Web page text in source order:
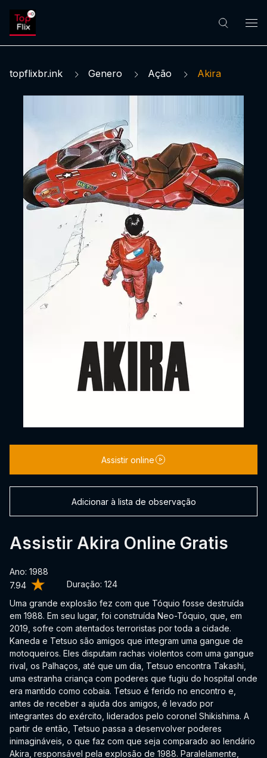
topflixbr.ink Genero Ação Akira
7.94 Duração: 124
Assistir Akira Online Gratis
Ano: 1988
Uma grande explosão fez com que Tóquio fosse destruída
em 1988. Em seu lugar, foi construída Neo-Tóquio, que, em
2019, sofre com atentados terroristas por toda a cidade.
Kaneda e Tetsuo são amigos que integram uma gangue de
motoqueiros. Eles disputam rachas violentos com uma gangue
rival, os Palhaços, até que um dia, Tetsuo encontra Takashi,
uma estranha criança com poderes que fugiu do hospital onde
era mantido como cobaia. Tetsuo é ferido no encontro e,
antes de receber a ajuda dos amigos, é levado por
integrantes do exército, liderados pelo coronel Shikishima. A
partir de então, Tetsuo passa a desenvolver poderes
inimagináveis, o que faz com que seja comparado ao lendário
Akira, responsável pela explosão de 1988. Paralelamente,
Assistir online
Adicionar à lista de observação